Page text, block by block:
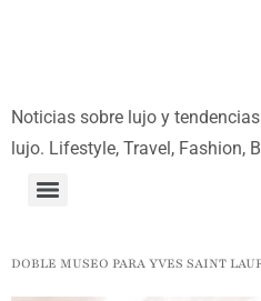
Noticias sobre lujo y
lujo. Lifestyle, Travel, Fashion,
DOBLE MUSEO PARA YVES SAINT